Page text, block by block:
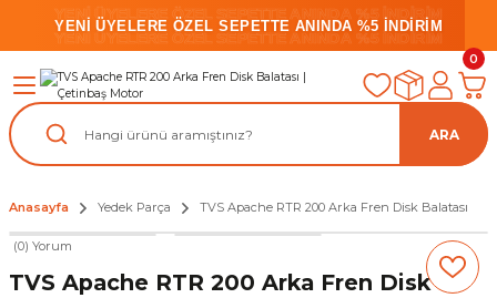
YENİ ÜYELERE ÖZEL SEPETTE ANINDA %5 İNDİRİM
YENİ ÜYELERE ÖZEL SEPETTE ANINDA %5 İNDİRİM
YENİ ÜYELERE ÖZEL SEPETTE ANINDA %5 İNDİRİM
ARA
0
Anasayfa Yedek Parça TVS Apache RTR 200 Arka Fren Disk Balatası
(0) Yorum
TVS Apache RTR 200 Arka Fren Disk